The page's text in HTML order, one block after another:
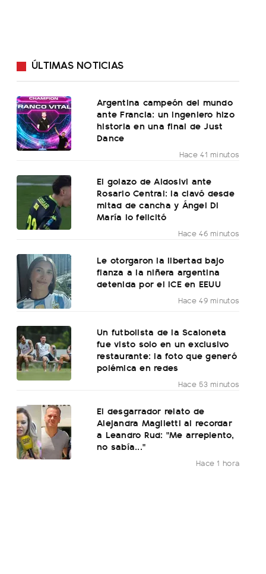
ÚLTIMAS NOTICIAS
Argentina campeón del mundo
ante Francia: un ingeniero hizo
historia en una final de Just
Dance
Hace 41 minutos
El golazo de Aldosivi ante
Rosario Central: la clavó desde
mitad de cancha y Ángel Di
María lo felicitó
Hace 46 minutos
Le otorgaron la libertad bajo
fianza a la niñera argentina
detenida por el ICE en EEUU
Hace 49 minutos
Un futbolista de la Scaloneta
fue visto solo en un exclusivo
restaurante: la foto que generó
polémica en redes
Hace 53 minutos
El desgarrador relato de
Alejandra Maglietti al recordar
a Leandro Rud: "Me arrepiento,
no sabía..."
Hace 1 hora